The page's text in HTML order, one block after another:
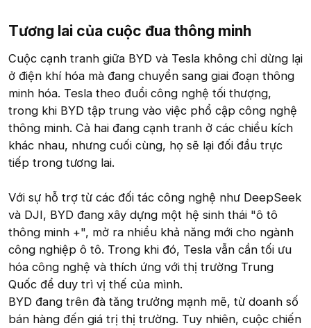
Tương lai của cuộc đua thông minh
Cuộc cạnh tranh giữa BYD và Tesla không chỉ dừng lại
ở điện khí hóa mà đang chuyển sang giai đoạn thông
minh hóa. Tesla theo đuổi công nghệ tối thượng,
trong khi BYD tập trung vào việc phổ cập công nghệ
thông minh. Cả hai đang cạnh tranh ở các chiều kích
khác nhau, nhưng cuối cùng, họ sẽ lại đối đầu trực
tiếp trong tương lai.
Với sự hỗ trợ từ các đối tác công nghệ như DeepSeek
và DJI, BYD đang xây dựng một hệ sinh thái "ô tô
thông minh +", mở ra nhiều khả năng mới cho ngành
công nghiệp ô tô. Trong khi đó, Tesla vẫn cần tối ưu
hóa công nghệ và thích ứng với thị trường Trung
Quốc để duy trì vị thế của mình.
BYD đang trên đà tăng trưởng mạnh mẽ, từ doanh số
bán hàng đến giá trị thị trường. Tuy nhiên, cuộc chiến